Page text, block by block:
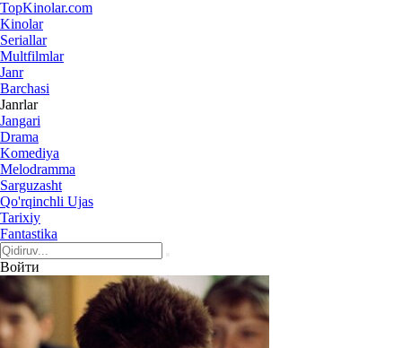
TopKinolar.com
Kinolar
Seriallar
Multfilmlar
Janr
Barchasi
Janrlar
Jangari
Drama
Komediya
Melodramma
Sarguzasht
Qo'rqinchli Ujas
Tarixiy
Fantastika
Войти